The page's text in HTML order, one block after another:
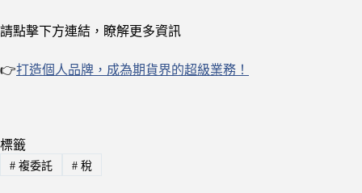
請點擊下方連結，瞭解更多資訊
👉打造個人品牌，成為期貨界的超級業務！
標籤
#複委託 #稅